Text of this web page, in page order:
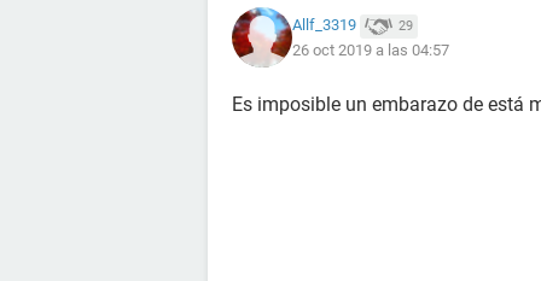
Allf_3319 29
26 oct 2019 a las 04:57
Es imposible un embarazo de está